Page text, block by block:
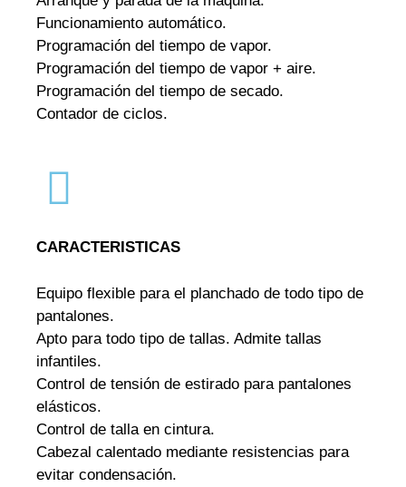
Funcionamiento automático.
Programación del tiempo de vapor.
Programación del tiempo de vapor + aire.
Programación del tiempo de secado.
Contador de ciclos.
CARACTERISTICAS
Equipo flexible para el planchado de todo tipo de
pantalones.
Apto para todo tipo de tallas. Admite tallas
infantiles.
Control de tensión de estirado para pantalones
elásticos.
Control de talla en cintura.
Cabezal calentado mediante resistencias para
evitar condensación.